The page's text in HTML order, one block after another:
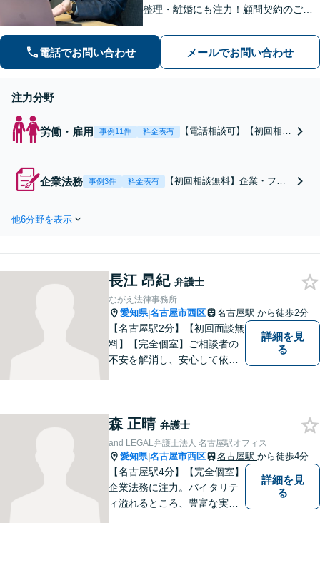
整理・離婚にも注力！顧問契約のご相
／完全個室／浄心駅徒歩2分】
電話でお問い合わせ メールでお問い合わせ
注力分野
労働・雇用 事例11件 料金表有
【電話相談可】【初回相談
奨励／未払い残業代の請求
／労災の損害賠償請求は弁
企業法務 事例3件 料金表有
【初回相談無料】企業・フリ
社員対応など幅広く対応しま
せ！【顧問契約も受付中】
【完全個室】【浄心駅2分】
他6分野を表示
長江 昂紀 弁護士
ながえ法律事務所
愛知県|名古屋市西区 名古屋駅 から徒歩2分
【名古屋駅2分】【初回面談無
料】【完全個室】ご相談者の
不安を解消し、安心して依頼
依頼者の気持ちに寄り添い、
最適な解決策をご提案するこ
とを大切にしています。
詳細を見
る
森 正晴 弁護士
and LEGAL弁護士法人 名古屋駅オフィス
愛知県|名古屋市西区 名古屋駅 から徒歩4分
【名古屋駅4分】【完全個室】
企業法務に注力。バイタリテ
ィ溢れるところ、豊富な実
詳細を見
る